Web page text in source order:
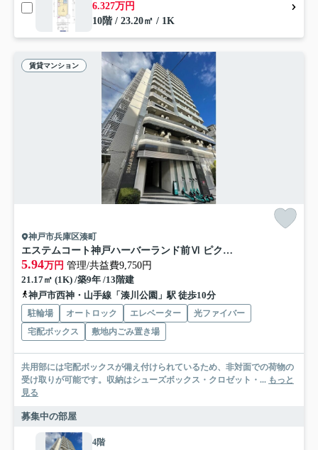
6.327万円
10階 / 23.20㎡ / 1K
賃貸マンション
神戸市兵庫区湊町
エステムコート神戸ハーバーランド前Ⅵ ピクシス
5.94万円 管理/共益費9,750円
21.17㎡ (1K) /築9年 /13階建
神戸市西神・山手線「湊川公園」駅 徒歩10分
駐輪場 オートロック エレベーター
光ファイバー
宅配ボックス
敷地内ごみ置き場
共用部には宅配ボックスが備え付けられているため、非対面での荷物の
受け取りが可能です。収納はシューズボックス・クロゼット・... もっと
見る
募集中の部屋
4階